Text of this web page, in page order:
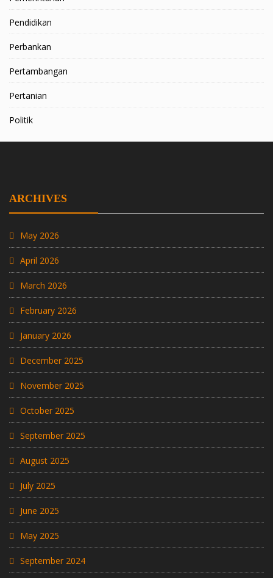
Pendidikan
Perbankan
Pertambangan
Pertanian
Politik
ARCHIVES
May 2026
April 2026
March 2026
February 2026
January 2026
December 2025
November 2025
October 2025
September 2025
August 2025
July 2025
June 2025
May 2025
September 2024